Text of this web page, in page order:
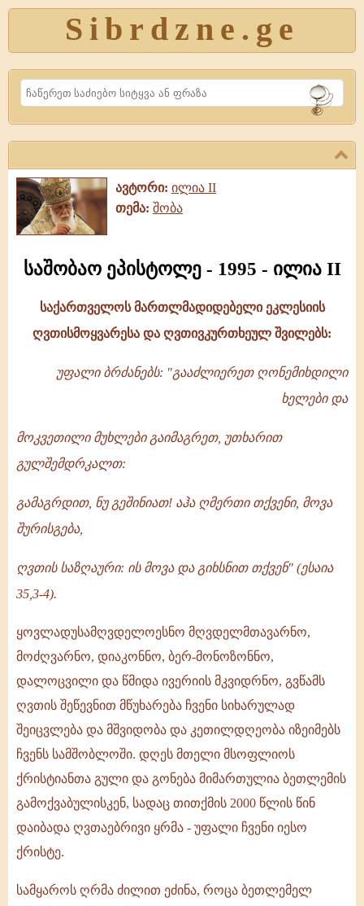
Sibrdzne.ge
Search
ავტორი: ილია II
თემა: შობა
საშობაო ეპისტოლე - 1995 - ილია II
საქართველოს მართლმადიდებელი ეკლესიის
ღვთისმოყვარესა და ღვთივკურთხეულ შვილებს:
უფალი ბრძანებს: "გააძლიერეთ ღონემიხდილი
ხელები და
მოკვეთილი მუხლები გაიმაგრეთ, უთხარით
გულშემდრკალთ:
გამაგრდით, ნუ გეშინიათ! აჰა ღმერთი თქვენი, მოვა
შურისგება,
ღვთის საზღაური: ის მოვა და გიხსნით თქვენ" (ესაია
35,3-4).
ყოვლადუსამღვდელოესნო მღვდელმთავარნო,
მოძღვარნო, დიაკონნო, ბერ-მონოზონნო,
დალოცვილი და წმიდა ივერიის მკვიდრნო, გვწამს
ღვთის შეწევნით მწუხარება ჩვენი სიხარულად
შეიცვლება და მშვიდობა და კეთილდღეობა იზეიმებს
ჩვენს სამშობლოში. დღეს მთელი მსოფლიოს
ქრისტიანთა გული და გონება მიმართულია ბეთლემის
გამოქვაბულისკენ, სადაც თითქმის 2000 წლის წინ
დაიბადა ღვთაებრივი ყრმა - უფალი ჩვენი იესო
ქრისტე.
სამყაროს ღრმა ძილით ეძინა, როცა ბეთლემელ